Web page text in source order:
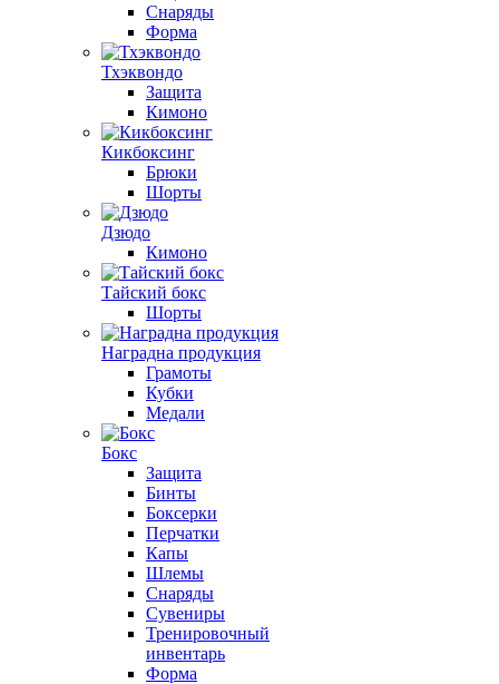
Снаряды
Форма
Тхэквондо
Защита
Кимоно
Кикбоксинг
Брюки
Шорты
Дзюдо
Кимоно
Тайский бокс
Шорты
Наградна продукция
Грамоты
Кубки
Медали
Бокс
Защита
Бинты
Боксерки
Перчатки
Капы
Шлемы
Снаряды
Сувениры
Тренировочный
инвентарь
Форма